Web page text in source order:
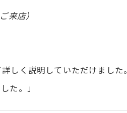
来店）
しく説明していただけました。
た。」